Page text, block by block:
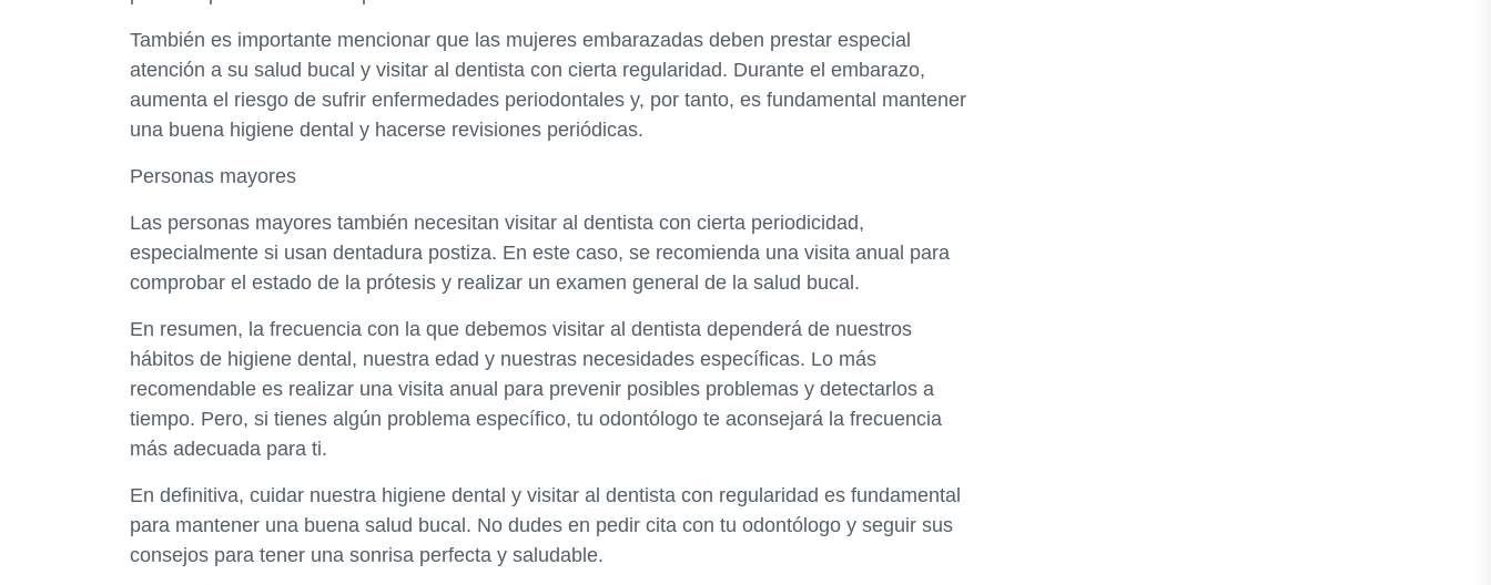
También es importante mencionar que las mujeres embarazadas deben prestar especial
atención a su salud bucal y visitar al dentista con cierta regularidad. Durante el embarazo,
aumenta el riesgo de sufrir enfermedades periodontales y, por tanto, es fundamental mantener
una buena higiene dental y hacerse revisiones periódicas.
Personas mayores
Las personas mayores también necesitan visitar al dentista con cierta periodicidad,
especialmente si usan dentadura postiza. En este caso, se recomienda una visita anual para
comprobar el estado de la prótesis y realizar un examen general de la salud bucal.
En resumen, la frecuencia con la que debemos visitar al dentista dependerá de nuestros
hábitos de higiene dental, nuestra edad y nuestras necesidades específicas. Lo más
recomendable es realizar una visita anual para prevenir posibles problemas y detectarlos a
tiempo. Pero, si tienes algún problema específico, tu odontólogo te aconsejará la frecuencia
más adecuada para ti.
En definitiva, cuidar nuestra higiene dental y visitar al dentista con regularidad es fundamental
para mantener una buena salud bucal. No dudes en pedir cita con tu odontólogo y seguir sus
consejos para tener una sonrisa perfecta y saludable.